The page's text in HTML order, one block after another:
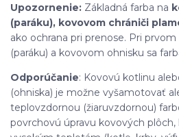
Upozornenie: Základná farba na
(paráku), kovovom chrániči
ako ochrana pri prenose. Pri
(paráku) a kovovom ohnisku sa
Odporúčanie: Kovovú kotlinu
(ohniska) je možne vyšamotovať
teplovzdornou (žiaruvzdornou)
povrchovú úpravu kovových